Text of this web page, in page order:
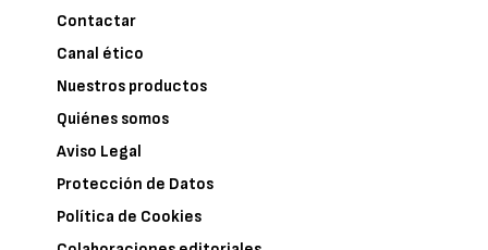
Contactar
Canal ético
Nuestros productos
Quiénes somos
Aviso Legal
Protección de Datos
Política de Cookies